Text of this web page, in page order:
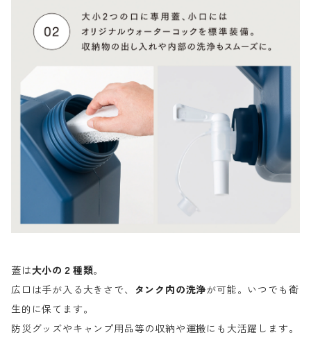
蓋は大小の２種類。
広口は手が入る大きさで、
タンク内の洗浄が可能。いつでも衛
生的に保てます。
防災グッズやキャンプ用品等の収納や運搬にも大活躍します。